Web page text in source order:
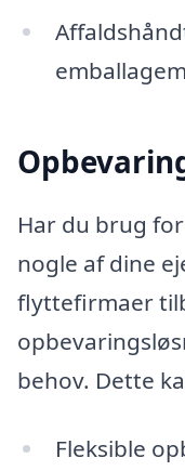
Har du brug
nogle af dine
flyttefirmaer
behov. Dette
Fleksible